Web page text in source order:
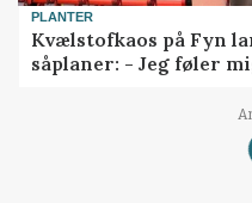
PLANTER
Kvælstofkaos på Fyn
såplaner: - Jeg føler